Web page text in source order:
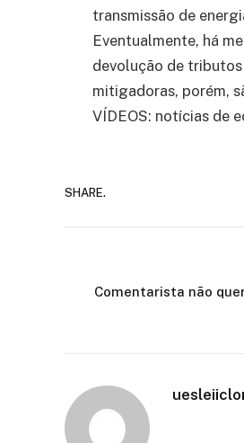
transmissão de
Eventualmente, há
devolução de
mitigadoras, porém,
VÍDEOS: notícias de
SHARE.
Comentarista não